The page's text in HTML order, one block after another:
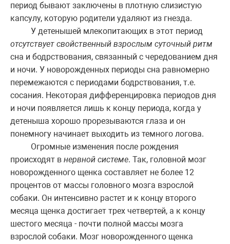
период бывают заключены в плотную слизистую
капсулу, которую родители удаляют из гнезда.
У детенышей млекопитающих в этот период
отсутствует свойственный взрослым суточный ритм
сна и бодрствования, связанный с чередованием дня
и ночи. У новорожденных периоды сна равномерно
перемежаются с периодами бодрствования, т.е.
сосания. Некоторая дифференцировка периодов дня
и ночи появляется лишь к концу периода, когда у
детеныша хорошо прорезываются глаза и он
понемногу начинает выходить из темного логова.
Огромные изменения после рождения
происходят в нервной системе. Так, головной мозг
новорожденного щенка составляет не более 12
процентов от массы головного мозга взрослой
собаки. Он интенсивно растет и к концу второго
месяца щенка достигает трех четвертей, а к концу
шестого месяца - почти полной массы мозга
взрослой собаки. Мозг новорожденного щенка